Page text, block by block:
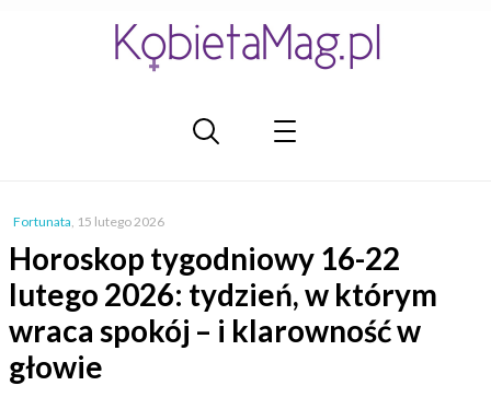
Fortunata, 15 lutego 2026
Horoskop tygodniowy 16-22
lutego 2026: tydzień, w którym
wraca spokój – i klarowność w
głowie